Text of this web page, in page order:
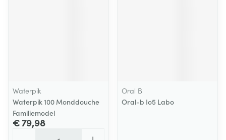
Waterpik
Waterpik 100 Monddouche
Familiemodel
€ 79,98
Oral B
Oral-b Io5 Labo